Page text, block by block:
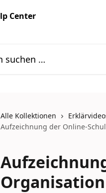
Alle Kollektionen
Aufzeichnung der Online-